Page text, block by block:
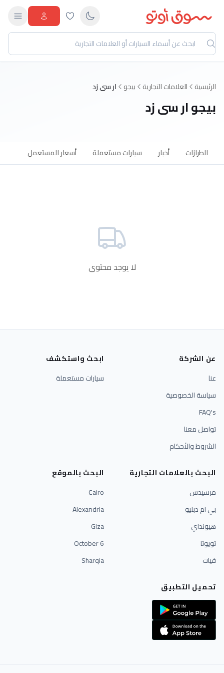
الرئيسية العلامات التجارية بيجو ار سى زد
بيجو ار سى زد
الطرازات أخبار سيارات مستعملة أسعار المستعمل
لا يوجد محتوى
عن الشركة
عنا
سياسة الخصوصية
FAQ's
تواصل معنا
الشروط والأحكام
ابحث واستكشف
سيارات مستعملة
البحث بالعلامات التجارية
مرسيدس
بي ام دبليو
هيونداي
تويوتا
فيات
البحث بالموقع
Cairo
Alexandria
Giza
6 October
Sharqia
تحميل التطبيق